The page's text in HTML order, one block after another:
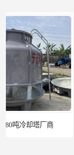
贵阳复合流闭式冷